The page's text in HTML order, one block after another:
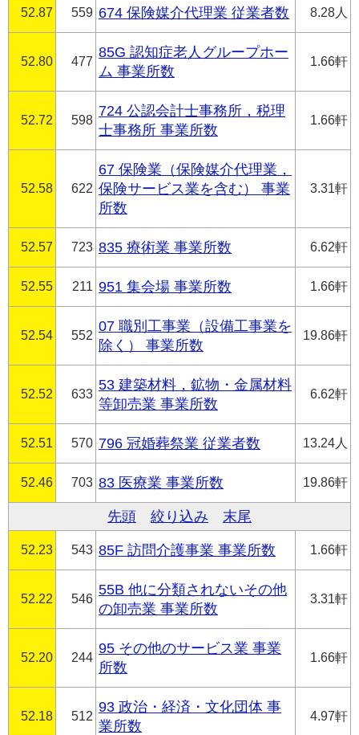
52.87 559 674 保険媒介代理業 従業者数 8.28人
52.80 477
85G 認知症老人グループホー
ム 事業所数
1.66軒
52.72 598
724 公認会計士事務所，税理
士事務所 事業所数
1.66軒
52.58 622
67 保険業（保険媒介代理業，
保険サービス業を含む） 事業
所数
3.31軒
52.57 723 835 療術業 事業所数 6.62軒
52.55 211 951 集会場 事業所数 1.66軒
52.54 552
07 職別工事業（設備工事業を
除く） 事業所数
19.86軒
52.52 633
53 建築材料，鉱物・金属材料
等卸売業 事業所数
6.62軒
52.51 570 796 冠婚葬祭業 従業者数 13.24人
52.46 703 83 医療業 事業所数 19.86軒
先頭 絞り込み 末尾
52.23 543 85F 訪問介護事業 事業所数 1.66軒
52.22 546
55B 他に分類されないその他
の卸売業 事業所数
3.31軒
52.20 244
95 その他のサービス業 事業
所数
1.66軒
52.18 512
93 政治・経済・文化団体 事
業所数
4.97軒